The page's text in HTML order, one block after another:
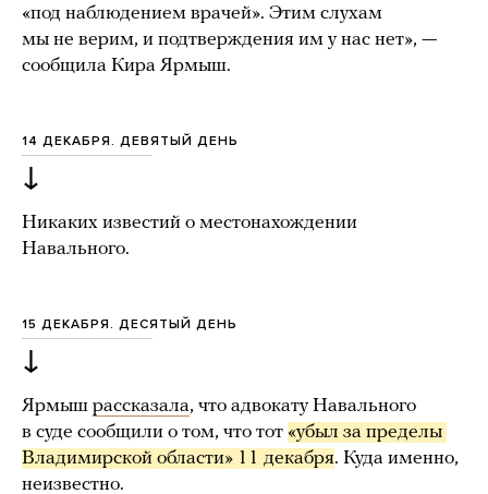
«под наблюдением врачей». Этим слухам
мы не верим, и подтверждения им у нас нет», —
сообщила Кира Ярмыш.
14 ДЕКАБРЯ. ДЕВЯТЫЙ ДЕНЬ
↓
Никаких известий о местонахождении
Навального.
15 ДЕКАБРЯ. ДЕСЯТЫЙ ДЕНЬ
↓
Ярмыш рассказала, что адвокату Навального
в суде сообщили о том, что тот «убыл за пределы
Владимирской области» 11 декабря. Куда именно,
неизвестно.